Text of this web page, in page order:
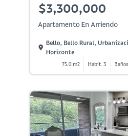
$3,300,000
Apartamento En Arriendo
Bello, Bello Rural,
Horizonte
75.0 m2 Habit. 3